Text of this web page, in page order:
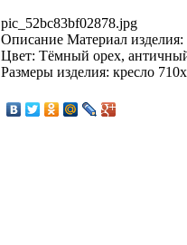
pic_52bc83bf02878.jpg
Описание Материал
Цвет: Тёмный орех,
Размеры изделия: кресло